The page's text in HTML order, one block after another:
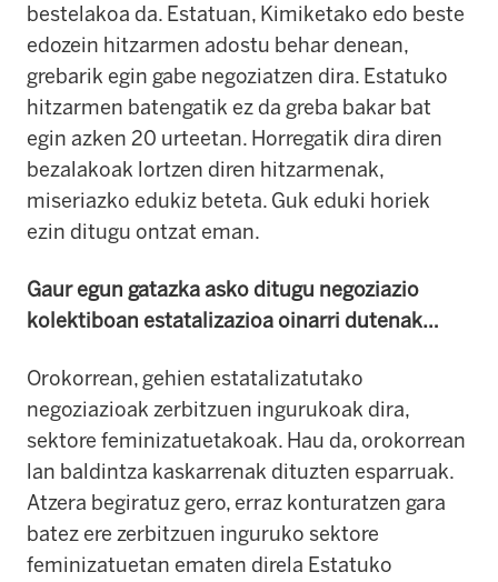
bestelakoa da. Estatuan, Kimiketako edo beste
edozein hitzarmen adostu behar denean,
grebarik egin gabe negoziatzen dira. Estatuko
hitzarmen batengatik ez da greba bakar bat
egin azken 20 urteetan. Horregatik dira diren
bezalakoak lortzen diren hitzarmenak,
miseriazko edukiz beteta. Guk eduki horiek
ezin ditugu ontzat eman.
Gaur egun gatazka asko ditugu negoziazio
kolektiboan estatalizazioa oinarri dutenak…
Orokorrean, gehien estatalizatutako
negoziazioak zerbitzuen ingurukoak dira,
sektore feminizatuetakoak. Hau da, orokorrean
lan baldintza kaskarrenak dituzten esparruak.
Atzera begiratuz gero, erraz konturatzen gara
batez ere zerbitzuen inguruko sektore
feminizatuetan ematen direla Estatuko